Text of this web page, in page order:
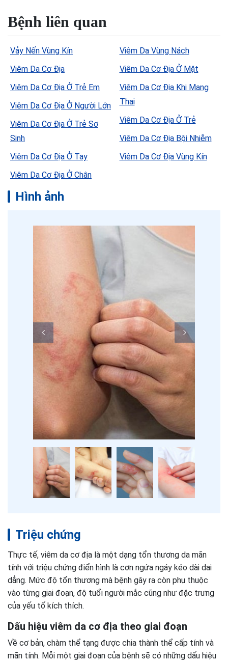
Bệnh liên quan
Vảy Nến Vùng Kín
Viêm Da Cơ Địa
Viêm Da Cơ Địa Ở Trẻ Em
Viêm Da Cơ Địa Ở Người Lớn
Viêm Da Cơ Địa Ở Trẻ Sơ
Sinh
Viêm Da Cơ Địa Ở Tay
Viêm Da Cơ Địa Ở Chân
Viêm Da Vùng Nách
Viêm Da Cơ Địa Ở Mặt
Viêm Da Cơ Địa Khi Mang
Thai
Viêm Da Cơ Địa Ở Trẻ
Viêm Da Cơ Địa Bội Nhiễm
Viêm Da Cơ Địa Vùng Kín
Hình ảnh
Triệu chứng
Thực tế, viêm da cơ địa là một dạng tổn thương da mãn
tính với triệu chứng điển hình là cơn ngứa ngáy kéo dài dai
dẳng. Mức độ tổn thương mà bệnh gây ra còn phụ thuộc
vào từng giai đoạn, độ tuổi người mắc cũng như đặc trưng
của yếu tố kích thích.
Dấu hiệu viêm da cơ địa theo giai đoạn
Về cơ bản, chàm thể tạng được chia thành thể cấp tính và
mãn tính. Mỗi một giai đoạn của bệnh sẽ có những dấu hiệu